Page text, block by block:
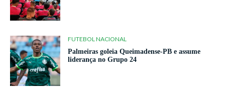
FUTEBOL NACIONAL
Palmeiras goleia Queimadense-PB e assume
liderança no Grupo 24